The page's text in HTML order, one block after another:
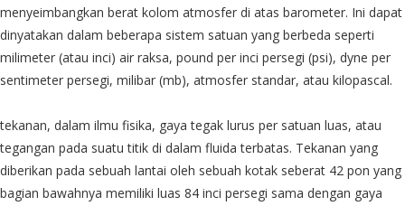
menyeimbangkan berat kolom atmosfer di atas barometer. Ini dapat
dinyatakan dalam beberapa sistem satuan yang berbeda seperti
milimeter (atau inci) air raksa, pound per inci persegi (psi), dyne per
sentimeter persegi, milibar (mb), atmosfer standar, atau kilopascal.
tekanan, dalam ilmu fisika, gaya tegak lurus per satuan luas, atau
tegangan pada suatu titik di dalam fluida terbatas. Tekanan yang
diberikan pada sebuah lantai oleh sebuah kotak seberat 42 pon yang
bagian bawahnya memiliki luas 84 inci persegi sama dengan gaya